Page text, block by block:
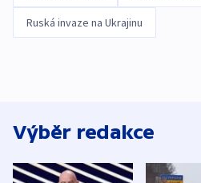
Ruská invaze na Ukrajinu
Výběr redakce